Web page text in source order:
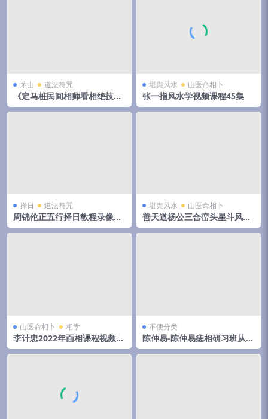
茅山 道法符咒
《定马桩民间相师看相绝技秘
法》pdf 144页，手抄本,拍照
电子版。
堪舆风水 山医命相卜
张一指风水学视频课程45集
择日 道法符咒
周锦伦正五行择日教程录像视
频62集65个视频（全网最全）
堪舆风水 山医命相卜
善天道杨公三合峦头星斗风水
直断视频共69集
山医命相卜 相学
李计忠2022年面相课程视频7
集+文档4个 百度云下载！
不便分类
陈仲易-陈仲易痣相研习班从痣
相看人生发展方向视频6集